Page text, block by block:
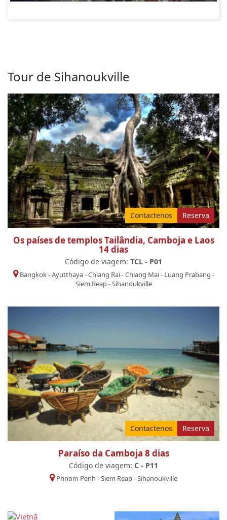
Tour de Sihanoukville
Contactenos Reserva
Os países de templos Tailândia, Camboja e Laos
14 dias
Código de viagem: TCL - P01
Bangkok-Ayutthaya-Chiang Rai-Chiang Mai- Luang Prabang -
Siem Reap-Sihanoukville
Contactenos Reserva
Paraíso da Camboja 8 dias
Código de viagem: C - P11
Phnom Penh -Siem Reap-Sihanoukville